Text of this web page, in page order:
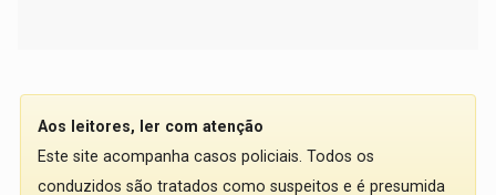
Aos leitores, ler com atenção
Este site acompanha casos policiais. Todos os
conduzidos são tratados como suspeitos e é presumida